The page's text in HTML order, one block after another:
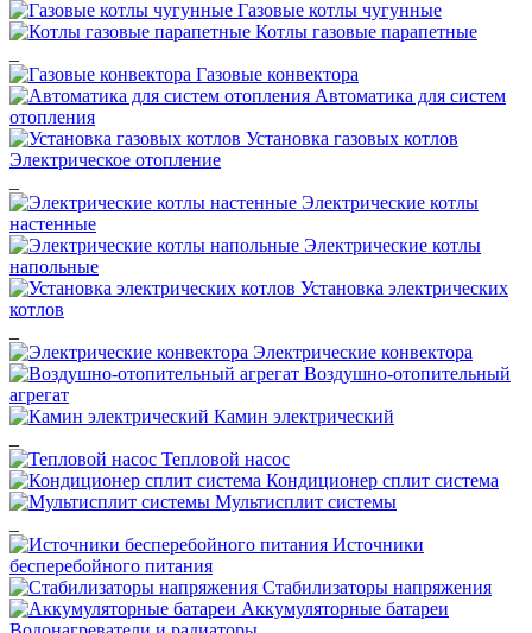
Газовые котлы чугунные
Котлы газовые парапетные
Газовые конвектора
Автоматика для систем
отопления
Установка газовых котлов
Электрическое отопление
Электрические котлы
настенные
Электрические котлы
напольные
Установка электрических
котлов
Электрические конвектора
Воздушно-отопительный
агрегат
Камин электрический
Тепловой насос
Кондиционер сплит система
Мультисплит системы
Источники
бесперебойного питания
Стабилизаторы напряжения
Аккумуляторные батареи